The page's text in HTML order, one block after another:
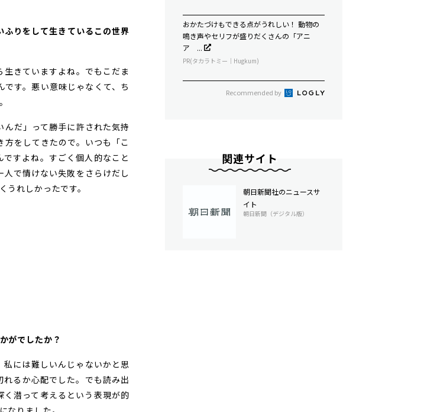
りをして生きているこの世界
きていますよね。でもこだま
す。悪い意味じゃなくて、ち
んだ」って勝手に許された気持
をしてきたので。いつも「こ
すよね。すごく個人的なこと
で情けない失敗をさらけだし
れしかったです。
がでしたか？
私には難しいんじゃないかと思
るか心配でした。でも読み出
潜って考えるという表現が的
おかたづけもできる点がうれしい！ 動物の
鳴き声やセリフが盛りだくさんの「アニ
ア ...
PR(タカラトミー｜Hugkum)
Recommended by
関連サイト
朝日新聞社のニュースサ
イト
朝日新聞（デジタル版）